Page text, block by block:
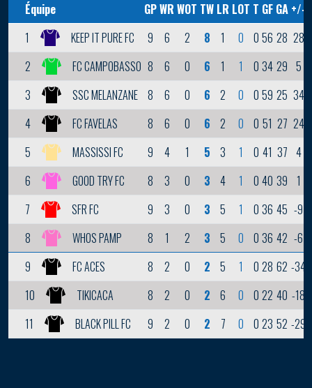
Équipe GPWR WOT TW LR LOT T GF GA +/-
1
KEEP IT PURE FC 9 6 2 8 1 0 0 56 28 28
2
FC CAMPOBASSO 8 6 0 6 1 1 0 34 29 5
3
SSC MELANZANE 8 6 0 6 2 0 0 59 25 34
4
FC FAVELAS 8 6 0 6 2 0 0 51 27 24
5
MASSISSI FC 9 4 1 5 3 1 0 41 37 4
6
GOOD TRY FC 8 3 0 3 4 1 0 40 39
1
7
SFR FC 9 3 0 3 5 1 0 36 45 -9
8
WHOS PAMP 8 1 2 3 5 0 0 36 42 -6
9
FC ACES 8 2 0 2 5 1 0 28 62 -34
10
TIKICACA 8 2 0 2 6 0 0 22 40 -18
11
BLACK PILL FC 9 2 0 2 7 0 0 23 52 -29